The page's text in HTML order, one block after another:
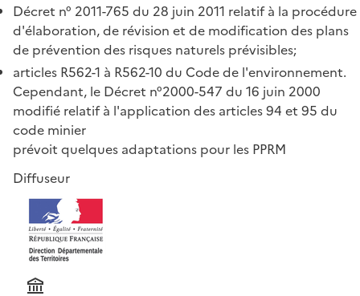
Décret n° 2011-765 du 28 juin 2011 relatif à la procédure
d'élaboration, de révision et de modification des plans
de prévention des risques naturels prévisibles;
articles R562-1 à R562-10 du Code de l'environnement.
Cependant, le Décret n°2000-547 du 16 juin 2000
modifié relatif à l'application des articles 94 et 95 du
code minier
prévoit quelques adaptations pour les PPRM
Diffuseur